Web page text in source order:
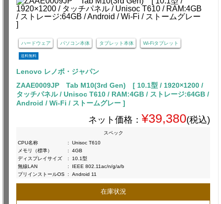
ハードウェア パソコン本体 タブレット本体 Wi-Fiタブレット
送料無料
Lenovo レノボ・ジャパン
ZAAE0009JP Tab M10(3rd Gen) [ 10.1型 / 1920×1200 /
タッチパネル / Unisoc T610 / RAM:4GB / ストレージ:64GB /
Android / Wi-Fi / ストームグレー ]
ネット価格： ¥39,380(税込)
スペック
CPU名称
:
Unisoc T610
メモリ（標準）
:
4GB
ディスプレイサイズ
:
10.1型
無線LAN
:
IEEE 802.11ac/n/g/a/b
プリインストールOS : Android 11
在庫状況